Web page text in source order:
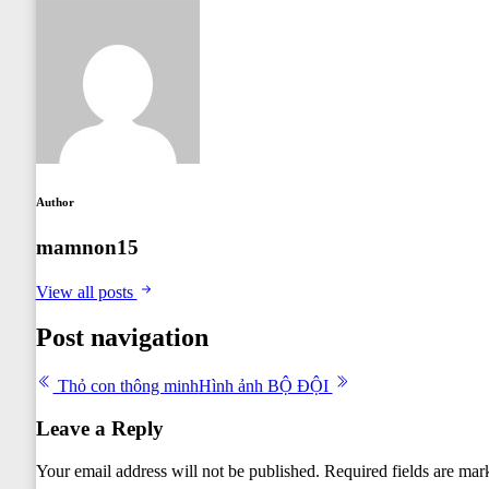
Author
mamnon15
View all posts
Post navigation
Thỏ con thông minhHình ảnh BỘ ĐỘI
Leave a Reply
Your email address will not be published. Required fields are